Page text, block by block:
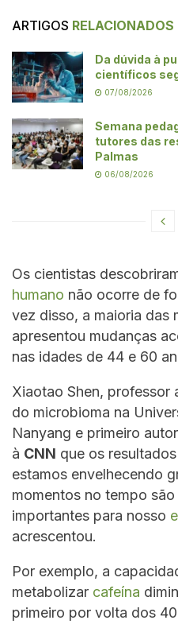
ARTIGOS RELACIONADOS
Da dúvida à
científicos
07/08/2026
Semana
tutores das
Palmas
06/08/2026
Os cientistas
humano não ocorre de
vez disso, a maioria das
apresentou mudanças
nas idades de 44 e 60
Xiaotao Shen, professor
do microbioma na
Nanyang e primeiro
à CNN que os
estamos envelhecendo
momentos no tempo
importantes para nosso
acrescentou.
Por exemplo, a
metabolizar cafeína
primeiro por volta dos